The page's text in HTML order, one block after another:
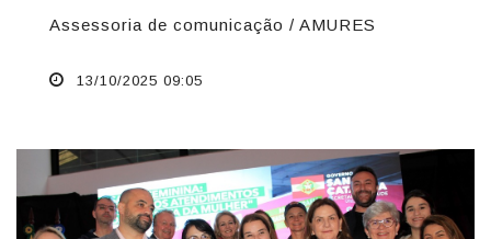
Assessoria de comunicação / AMURES
13/10/2025 09:05